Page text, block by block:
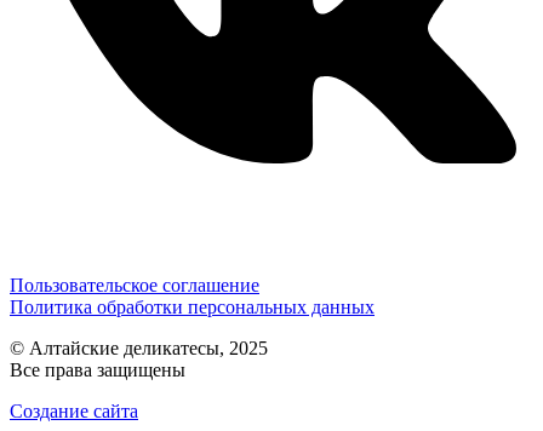
Пользовательское соглашение
Политика обработки персональных данных
© Алтайские деликатесы, 2025
Все права защищены
Создание сайта